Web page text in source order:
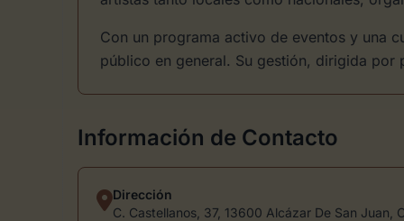
Con un programa activo de eventos y una
público en general. Su gestión, dirigida por
Información de Contacto
Dirección
C. Castellanos, 37, 13600 Alcázar De San Juan,